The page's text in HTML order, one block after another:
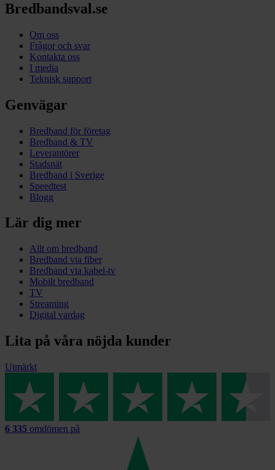
Bredbandsval.se
Om oss
Frågor och svar
Kontakta oss
I media
Teknisk support
Genvägar
Bredband för företag
Bredband & TV
Leverantörer
Stadsnät
Bredband i Sverige
Speedtest
Blogg
Lär dig mer
Allt om bredband
Bredband via fiber
Bredband via kabel-tv
Mobilt bredband
TV
Streaming
Digital vardag
Lita på våra nöjda kunder
Utmärkt
6 335 omdömen på